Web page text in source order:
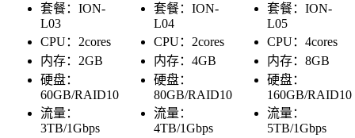
套餐：ION-
L03
CPU：2cores
内存：2GB
硬盘：
60GB/RAID10
流量：
3TB/1Gbps
套餐：ION-
L04
CPU：2cores
内存：4GB
硬盘：
80GB/RAID10
流量：
4TB/1Gbps
套餐：ION-
L05
CPU：4cores
内存：8GB
硬盘：
160GB/RAID10
流量：
5TB/1Gbps